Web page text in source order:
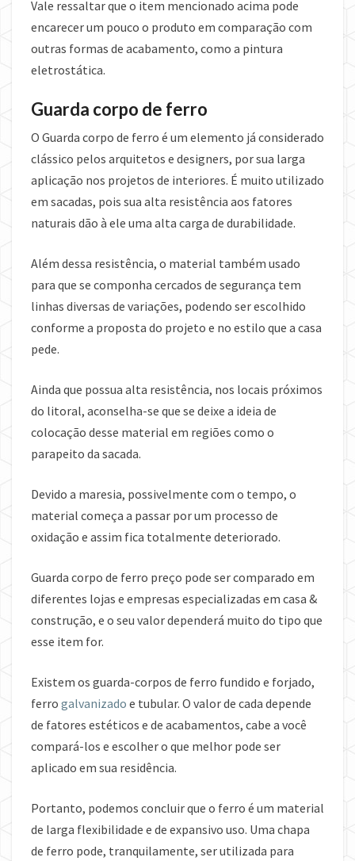
Vale ressaltar que o item mencionado acima pode
encarecer um pouco o produto em comparação com
outras formas de acabamento, como a pintura
eletrostática.
Guarda corpo de ferro
O Guarda corpo de ferro é um elemento já considerado
clássico pelos arquitetos e designers, por sua larga
aplicação nos projetos de interiores. É muito utilizado
em sacadas, pois sua alta resistência aos fatores
naturais dão à ele uma alta carga de durabilidade.
Além dessa resistência, o material também usado
para que se componha cercados de segurança tem
linhas diversas de variações, podendo ser escolhido
conforme a proposta do projeto e no estilo que a casa
pede.
Ainda que possua alta resistência, nos locais próximos
do litoral, aconselha-se que se deixe a ideia de
colocação desse material em regiões como o
parapeito da sacada.
Devido a maresia, possivelmente com o tempo, o
material começa a passar por um processo de
oxidação e assim fica totalmente deteriorado.
Guarda corpo de ferro preço pode ser comparado em
diferentes lojas e empresas especializadas em casa &
construção, e o seu valor dependerá muito do tipo que
esse item for.
Existem os guarda-corpos de ferro fundido e forjado,
ferro galvanizado e tubular. O valor de cada depende
de fatores estéticos e de acabamentos, cabe a você
compará-los e escolher o que melhor pode ser
aplicado em sua residência.
Portanto, podemos concluir que o ferro é um material
de larga flexibilidade e de expansivo uso. Uma chapa
de ferro pode, tranquilamente, ser utilizada para